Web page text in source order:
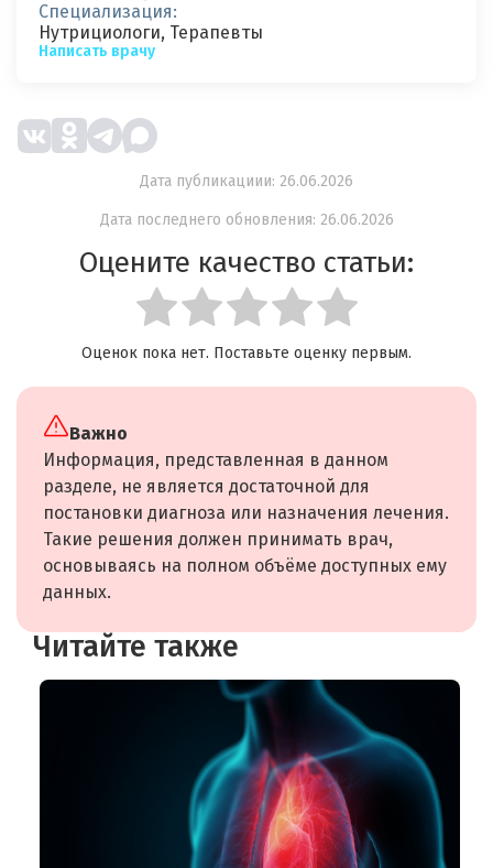
Специализация:
Нутрициологи, Терапевты
Написать врачу
Дата публикациии: 26.06.2026
Дата последнего обновления: 26.06.2026
Оцените качество статьи:
Оценок пока нет. Поставьте оценку первым.
Важно
Информация, представленная в данном
разделе, не является достаточной для
постановки диагноза или назначения лечения.
Такие решения должен принимать врач,
основываясь на полном объёме доступных ему
данных.
Читайте также